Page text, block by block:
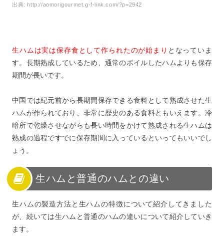
出典:http://aomorigourmet.g-f-link.com/?p=2942
生ハムは実は保存食として作られたのが始まり となっていま
す。長期熟成しているため、通常のボイルしたハムよりも保存
期間が長いです。
中国では紀元前から長期間保存できる食料として熟成させた生
ハムが作られており、非常に歴史のある食料ともいえます。冷
暗所で乾燥させながらも長い時間をかけて熟成される生ハムは
熟成の過程ですでに保存期間に入っているといってもいいでし
ょう。
生ハムと普通のハムとの違い
生ハムの製造方法と生ハムの特徴について紹介してきました
が、続いては生ハムと普通のハムの違いについて紹介していき
ます。